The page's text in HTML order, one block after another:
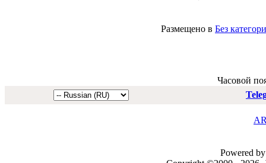
Размещено в Без
Часовой
Powered